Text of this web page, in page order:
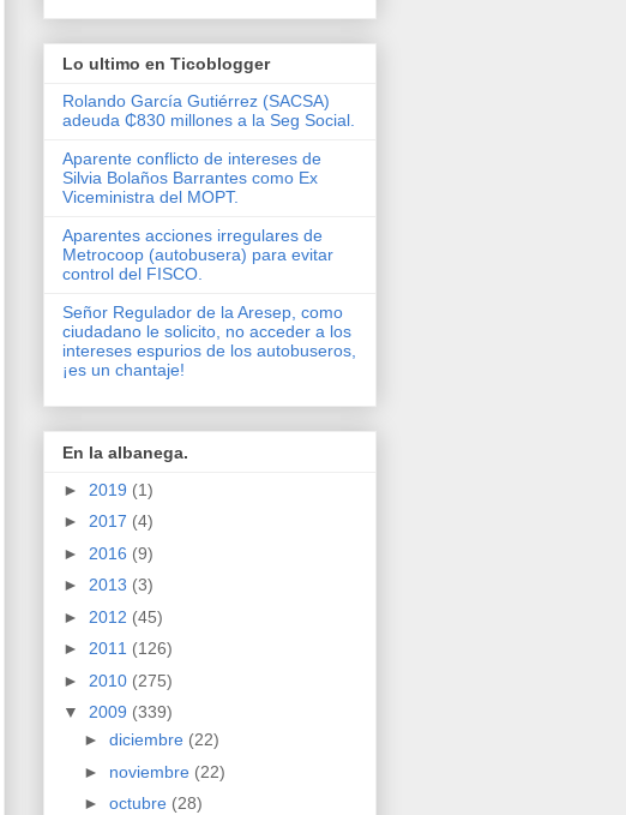
Lo ultimo en Ticoblogger
Rolando García Gutiérrez (SACSA)
adeuda ₵830 millones a la Seg Social.
Aparente conflicto de intereses de
Silvia Bolaños Barrantes como Ex
Viceministra del MOPT.
Aparentes acciones irregulares de
Metrocoop (autobusera) para evitar
control del FISCO.
Señor Regulador de la Aresep, como
ciudadano le solicito, no acceder a los
intereses espurios de los autobuseros,
¡es un chantaje!
En la albanega.
► 2019 (1)
► 2017 (4)
► 2016 (9)
► 2013 (3)
► 2012 (45)
► 2011 (126)
► 2010 (275)
▼ 2009 (339)
► diciembre (22)
► noviembre (22)
► octubre (28)